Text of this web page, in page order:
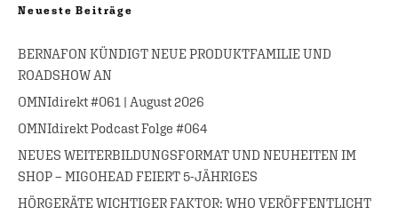
Neueste Beiträge
BERNAFON KÜNDIGT NEUE PRODUKTFAMILIE UND
ROADSHOW AN
OMNIdirekt #061 | August 2026
OMNIdirekt Podcast Folge #064
NEUES WEITERBILDUNGSFORMAT UND NEUHEITEN IM
SHOP – MIGOHEAD FEIERT 5-JÄHRIGES
HÖRGERÄTE WICHTIGER FAKTOR: WHO VERÖFFENTLICHT